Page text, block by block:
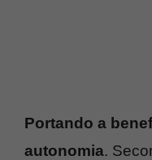
Portando a
autonomia.